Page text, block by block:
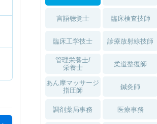
言語聴覚士 臨床検査技師
臨床工学技士 診療放射線技師
管理栄養士/
栄養士
柔道整復師
あん摩マッサージ
指圧師
鍼灸師
調剤薬局事務 医療事務